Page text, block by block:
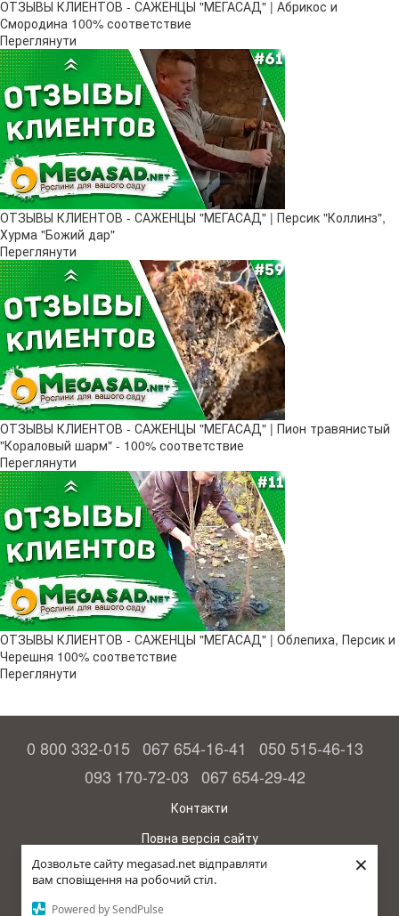
Дозвольте сайту megasad.net відправляти
вам сповіщення на робочий стіл.
Powered by SendPulse
×
ОТЗЫВЫ КЛИЕНТОВ - САЖЕНЦЫ "МЕГАСАД" | Абрикос и
Смородина 100% соответствие
Переглянути
ОТЗЫВЫ КЛИЕНТОВ - САЖЕНЦЫ "МЕГАСАД" | Персик "Коллинз",
Хурма "Божий дар"
Переглянути
ОТЗЫВЫ КЛИЕНТОВ - САЖЕНЦЫ "МЕГАСАД" | Пион травянистый
"Кораловый шарм" - 100% соответствие
Переглянути
ОТЗЫВЫ КЛИЕНТОВ - САЖЕНЦЫ "МЕГАСАД" | Облепиха, Персик и
Черешня 100% соответствие
Переглянути
0 800 332-015 067 654-16-41
050 515-46-13
093 170-72-03 067 654-29-42
Контакти
Повна версія сайту
© 2015—2026
Megasad – гарантія високого врожаю